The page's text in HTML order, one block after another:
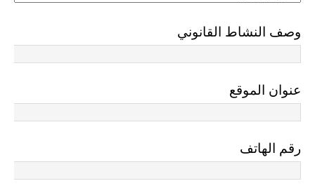
وصف النشاط القانوني
عنوان الموقع
رقم الهاتف